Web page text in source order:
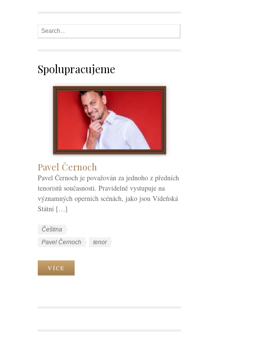
Spolupracujeme
Pavel Černoch
Pavel Černoch je považován za jednoho z předních
tenoristů současnosti. Pravidelně vystupuje na
významných operních scénách, jako jsou Vídeňská
Státní […]
W
k
e
y
Čeština
W
k
g
Pavel Černoch tenor
VÍCE